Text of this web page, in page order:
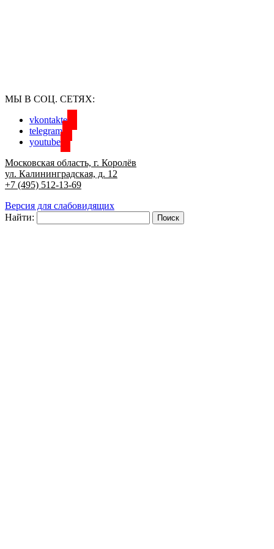
МЫ В СОЦ. СЕТЯХ:
vkontakte
telegram
youtube
Московская область, г. Королёв
ул. Калининградская, д. 12
+7 (495) 512-13-69
Версия для слабовидящих
Найти: